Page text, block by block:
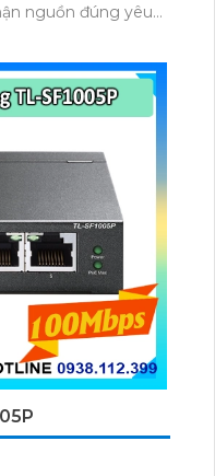
nguồn đúng yêu
nguồn ổn định cho